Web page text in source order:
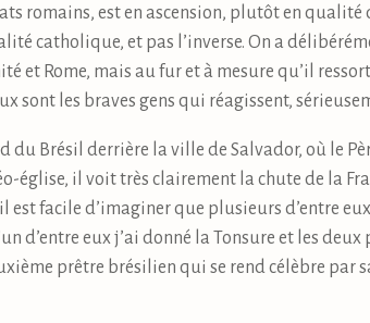
romains, est en ascension, plutôt en qualité
catholique, et pas l’inverse. On a
et Rome, mais au fur et à mesure qu’il
les braves gens qui réagissent,
du Brésil derrière la ville de Salvador, où le
église, il voit très clairement la chute de la
est facile d’imaginer que plusieurs d’entre
d’entre eux j’ai donné la Tonsure et les deux
prêtre brésilien qui se rend célèbre par